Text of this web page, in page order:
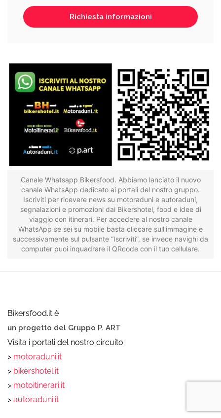
Canale Whatsapp Bikersfood. Abbiamo lanciato il nuovo
canale WhatsApp dedicato ai portali del nostro gruppo.
Iscriviti per ricevere news su motoraduni e autoraduni,
segnalazioni e promozioni dai Bikershotel, food e idee di
viaggio con itinerari. Per accedere al nostro canale
WhatsApp se sei su mobile basta cliccare sull'immagine e
successivamente sul pulsante “Iscriviti”, se invece navighi da
computer puoi inquadrare il QRcode con il tuo cellulare.
Bikersfood.it è
un progetto del Gruppo P. ART
Visita i portali del nostro circuito:
> motoraduni.it
> bikershotel.it
> motoitinerari.it
> autoraduni.it